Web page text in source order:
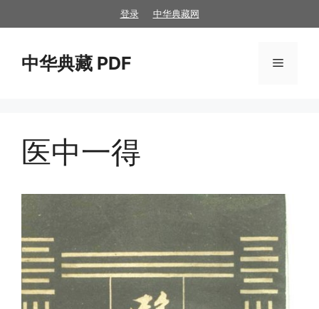
至
登录 中华典藏网
中华典藏 PDF 菜
医中一得